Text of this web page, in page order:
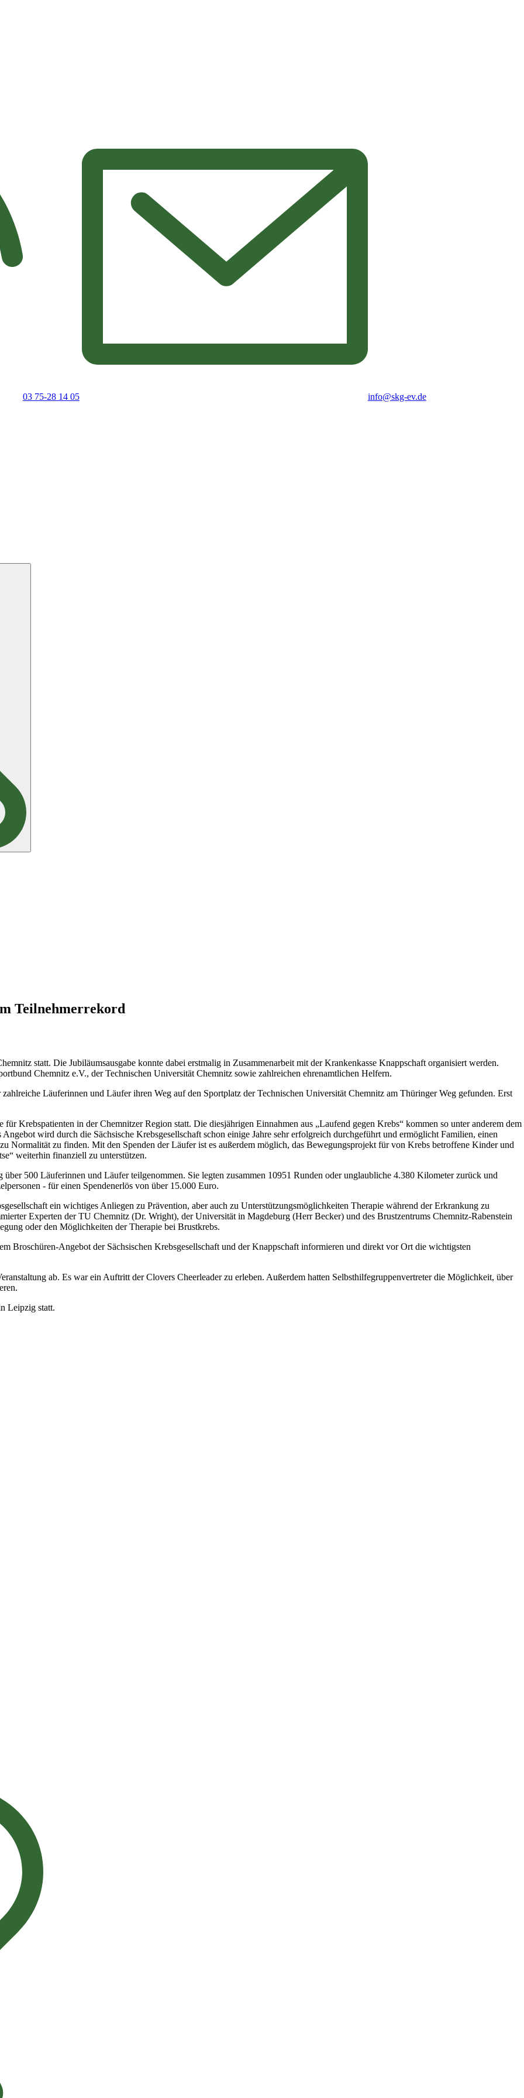
03 75-28 14 05 info@skg-ev.de
Teilnehmerrekord
statt. Die Jubiläumsausgabe konnte dabei erstmalig in Zusammenarbeit mit der Krankenkasse Knappschaft organisiert werden.
Chemnitz e.V., der Technischen Universität Chemnitz sowie zahlreichen ehrenamtlichen Helfern.
Läuferinnen und Läufer ihren Weg auf den Sportplatz der Technischen Universität Chemnitz am Thüringer Weg gefunden. Erst
Krebspatienten in der Chemnitzer Region statt. Die diesjährigen Einnahmen aus „Laufend gegen Krebs“ kommen so unter anderem dem
wird durch die Sächsische Krebsgesellschaft schon einige Jahre sehr erfolgreich durchgeführt und ermöglicht Familien, einen
Normalität zu finden. Mit den Spenden der Läufer ist es außerdem möglich, das Bewegungsprojekt für von Krebs betroffene Kinder und
weiterhin finanziell zu unterstützen.
500 Läuferinnen und Läufer teilgenommen. Sie legten zusammen 10951 Runden oder unglaubliche 4.380 Kilometer zurück und
- für einen Spendenerlös von über 15.000 Euro.
ein wichtiges Anliegen zu Prävention, aber auch zu Unterstützungsmöglichkeiten Therapie während der Erkrankung zu
Experten der TU Chemnitz (Dr. Wright), der Universität in Magdeburg (Herr Becker) und des Brustzentrums Chemnitz-Rabenstein
oder den Möglichkeiten der Therapie bei Brustkrebs.
Broschüren-Angebot der Sächsischen Krebsgesellschaft und der Knappschaft informieren und direkt vor Ort die wichtigsten
ab. Es war ein Auftritt der Clovers Cheerleader zu erleben. Außerdem hatten Selbsthilfegruppenvertreter die Möglichkeit, über
Leipzig statt.